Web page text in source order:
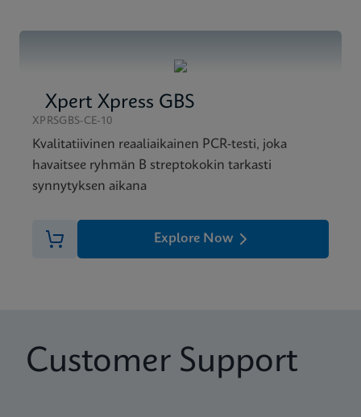
Xpert Xpress GBS
XPRSGBS-CE-10
Kvalitatiivinen reaaliaikainen PCR-testi, joka
havaitsee ryhmän B streptokokin tarkasti
synnytyksen aikana
Explore Now
Customer Support